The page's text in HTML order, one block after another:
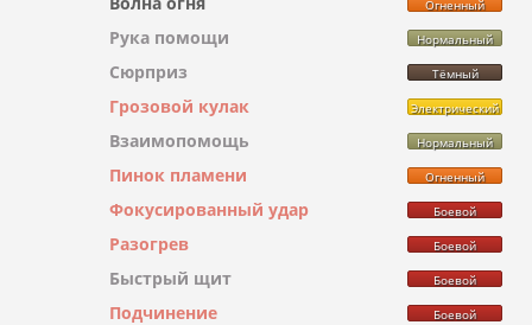
Огненный
Рука помощи Нормальный
Сюрприз Тёмный
Грозовой кулак Электрический
Взаимопомощь Нормальный
Пинок пламени Огненный
Фокусированный удар Боевой
Разогрев Боевой
Быстрый щит Боевой
Подчинение Боевой